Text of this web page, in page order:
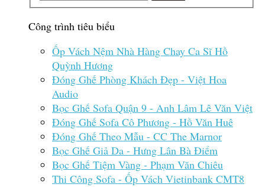
Công trình tiêu biểu
Ốp Vách Nệm Nhà Hàng Chay Ca Sĩ Hồ
Quỳnh Hương
Đóng Ghế Phòng Khách Đẹp - Việt Hoa
Audio
Bọc Ghế Sofa Quận 9 - Anh Lâm Lê Văn Việt
Đóng Ghế Sofa Cô Phương - Hồ Văn Huê
Đóng Ghế Theo Mẫu - CC The Marnor
Bọc Ghế Giả Da - Hưng Lân Bà Điểm
Bọc Ghế Tiệm Vàng - Phạm Văn Chiêu
Thi Công Sofa - Ốp Vách Vietinbank CMT8